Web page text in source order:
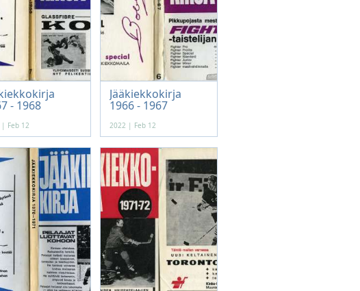
- 1968
Feb 12
Jääkiekkokirja
1966 - 1967
2022 | Feb 12